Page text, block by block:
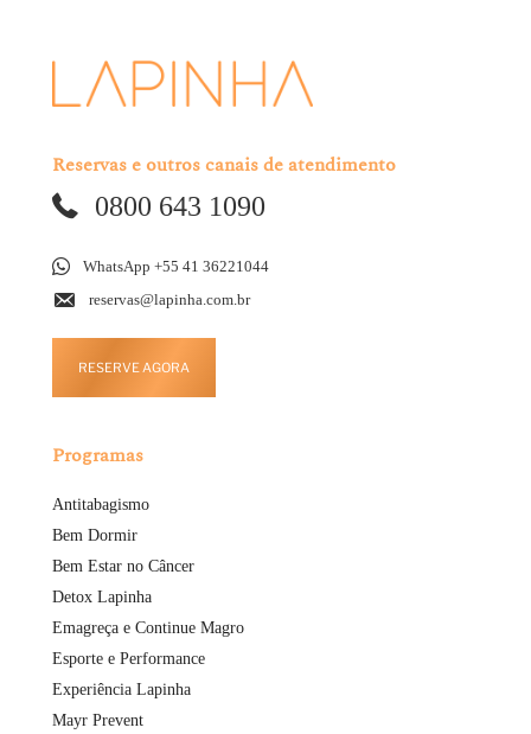
Reservas e outros canais de atendimento
0800 643 1090
WhatsApp +55 41 36221044
reservas@lapinha.com.br
RESERVE AGORA
Programas
Antitabagismo
Bem Dormir
Bem Estar no Câncer
Detox Lapinha
Emagreça e Continue Magro
Esporte e Performance
Experiência Lapinha
Mayr Prevent